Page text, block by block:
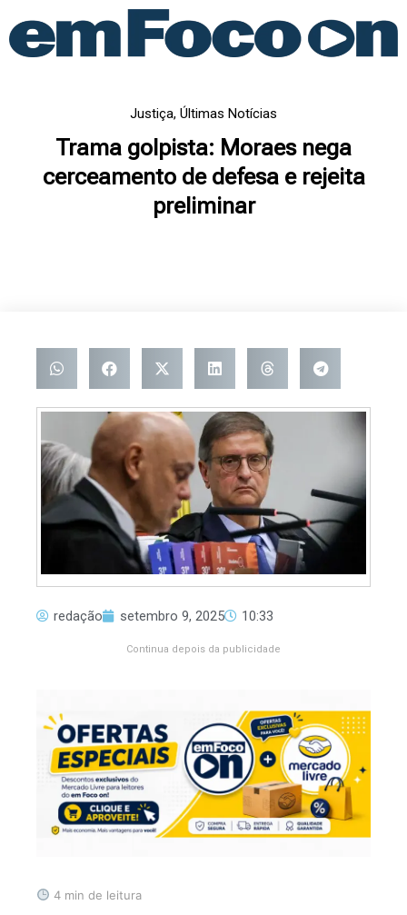
para
Justiça, Últimas Notícias
Trama golpista: Moraes nega
cerceamento de defesa e rejeita
preliminar
redação setembro 9, 2025 10:33
Continua depois da publicidade
4 min de leitura